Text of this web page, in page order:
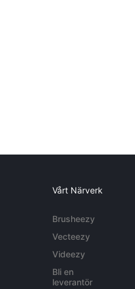
Vårt Närverk
Brusheezy
Vecteezy
Videezy
Bli en
leverantör